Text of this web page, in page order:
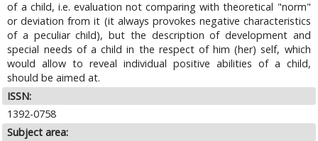
of a child, i.e. evaluation not comparing with theoretical "norm"
or deviation from it (it always provokes negative characteristics
of a peculiar child), but the description of development and
special needs of a child in the respect of him (her) self, which
would allow to reveal individual positive abilities of a child,
should be aimed at.
ISSN:
1392-0758
Subject area: